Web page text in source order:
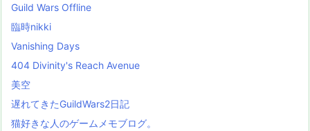
Guild Wars Offline
臨時nikki
Vanishing Days
404 Divinity's Reach Avenue
美空
遅れてきたGuildWars2日記
猫好きな人のゲームメモブログ。